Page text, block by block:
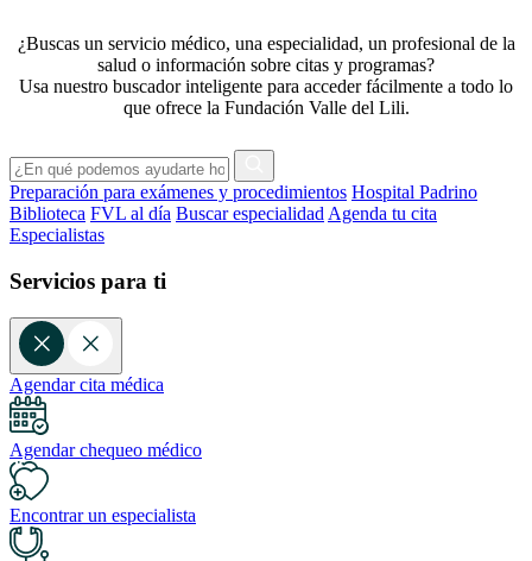
¿Buscas un servicio médico, una especialidad, un profesional de la
salud o información sobre citas y programas?
Usa nuestro buscador inteligente para acceder fácilmente a todo lo
que ofrece la Fundación Valle del Lili.
Preparación para exámenes y procedimientos Hospital Padrino
Biblioteca FVL al día Buscar especialidad Agenda tu cita
Especialistas
Servicios para ti
Agendar cita médica
Agendar chequeo médico
Encontrar un especialista